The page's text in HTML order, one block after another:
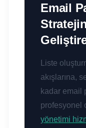
Email
Liste
akışlarına,
kadar email
profesyonel
yönetimi